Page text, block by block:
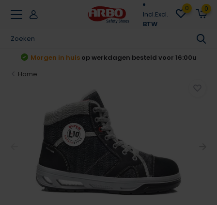
Incl.Excl.
BTW
0 0
16:00u Achteraf betalenKlarna &
Home